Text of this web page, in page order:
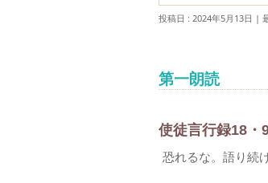
投稿日 : 2024年5月13日
第一朗読
使徒言行録18・
恐れるな。語り続